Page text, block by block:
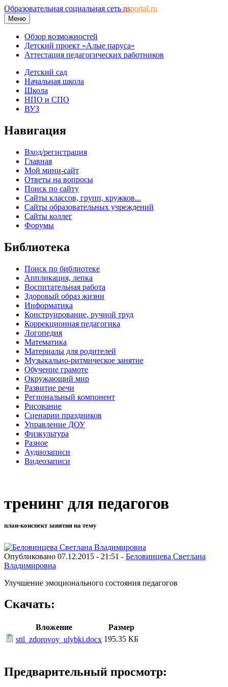
Образовательная социальная сеть nsportal.ru
Меню
Обзор возможностей
Детский проект «Алые паруса»
Аттестация педагогических работников
Детский сад
Начальная школа
Школа
НПО и СПО
ВУЗ
Навигация
Вход/регистрация
Главная
Мой мини-сайт
Ответы на вопросы
Поиск по сайту
Сайты классов, групп, кружков...
Сайты образовательных учреждений
Сайты коллег
Форумы
Библиотека
Поиск по библиотеке
Аппликация, лепка
Воспитательная работа
Здоровый образ жизни
Информатика
Конструирование, ручной труд
Коррекционная педагогика
Логопедия
Математика
Материалы для родителей
Музыкально-ритмическое занятие
Обучение грамоте
Окружающий мир
Развитие речи
Региональный компонент
Рисование
Сценарии праздников
Управление ДОУ
Физкультура
Разное
Аудиозаписи
Видеозаписи
тренинг для педагогов
план-конспект занятия на тему
Опубликовано 07.12.2015 - 21:51 - Беловинцева Светлана
Владимировна
Улучшение эмоционального состояния педагогов
Скачать:
Вложение
Размер
stil_zdorovoy_ulybki.docx 195.35 КБ
Предварительный просмотр: